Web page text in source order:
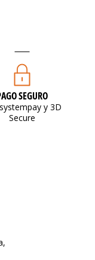
SEGURO
y 3D
Secure